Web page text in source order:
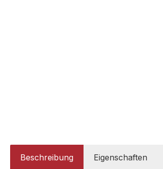
Beschreibung Eigenschaften